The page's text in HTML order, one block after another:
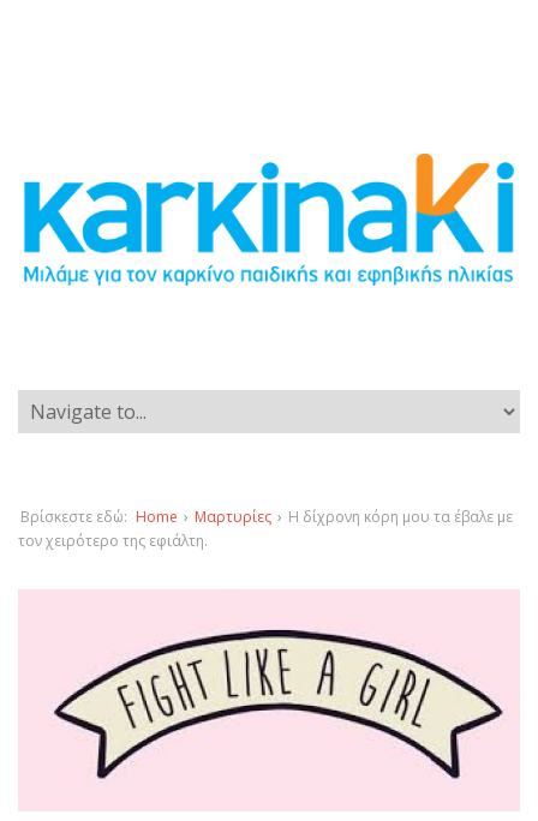
Βρίσκεστε εδώ: Home › Μαρτυρίες › Η δίχρονη κόρη μου τα έβαλε με
τον χειρότερο της εφιάλτη.